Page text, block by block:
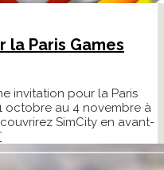
la Paris Games
invitation pour la Paris
octobre au 4 novembre à
SimCity en avant-